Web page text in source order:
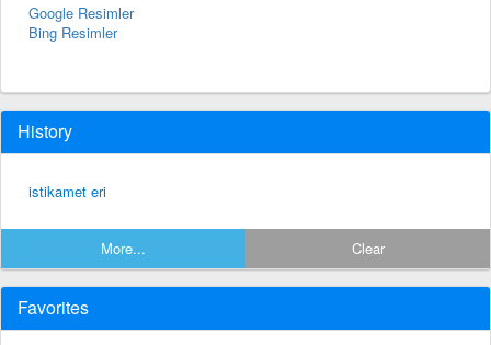
Google Resimler
Bing Resimler
History
istikamet eri
More... Clear
Favorites